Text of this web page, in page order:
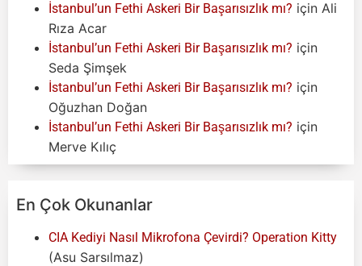
İstanbul’un Fethi Askeri Bir Başarısızlık mı? için Ali
Rıza Acar
İstanbul’un Fethi Askeri Bir Başarısızlık mı? için
Seda Şimşek
İstanbul’un Fethi Askeri Bir Başarısızlık mı? için
Oğuzhan Doğan
İstanbul’un Fethi Askeri Bir Başarısızlık mı? için
Merve Kılıç
En Çok Okunanlar
CIA Kediyi Nasıl Mikrofona Çevirdi? Operation Kitty
(Asu Sarsılmaz)